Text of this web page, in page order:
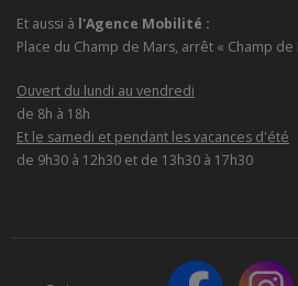
Et aussi à l'Agence Mobilité :
Place du Champ de Mars, arrêt « Champ de
Ouvert du lundi au vendredi
de 8h à 18h
Et le samedi et pendant les vacances d'été
de 9h30 à 12h30 et de 13h30 à 17h30